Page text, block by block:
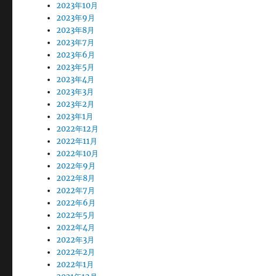
2023年10月
2023年9月
2023年8月
2023年7月
2023年6月
2023年5月
2023年4月
2023年3月
2023年2月
2023年1月
2022年12月
2022年11月
2022年10月
2022年9月
2022年8月
2022年7月
2022年6月
2022年5月
2022年4月
2022年3月
2022年2月
2022年1月